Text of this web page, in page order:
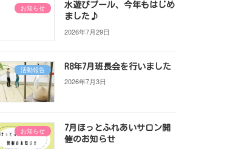
お知らせ
水遊びプール、今年もはじめ
ました♪
2026年7月29日
活動報告 R8年7月班長会を行いました
2026年7月3日
お知らせ
7月ほっとふれあいサロン開
催のお知らせ